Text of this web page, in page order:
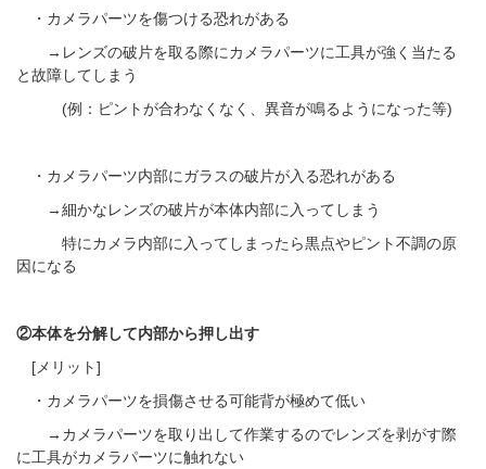
・カメラパーツを傷つける恐れがある
→レンズの破片を取る際にカメラパーツに工具が強く当たる
と故障してしまう
(例：ピントが合わなくなく、異音が鳴るようになった等)
・カメラパーツ内部にガラスの破片が入る恐れがある
→細かなレンズの破片が本体内部に入ってしまう
特にカメラ内部に入ってしまったら黒点やピント不調の原
因になる
②本体を分解して内部から押し出す
[メリット]
・カメラパーツを損傷させる可能背が極めて低い
→カメラパーツを取り出して作業するのでレンズを剥がす際
に工具がカメラパーツに触れない